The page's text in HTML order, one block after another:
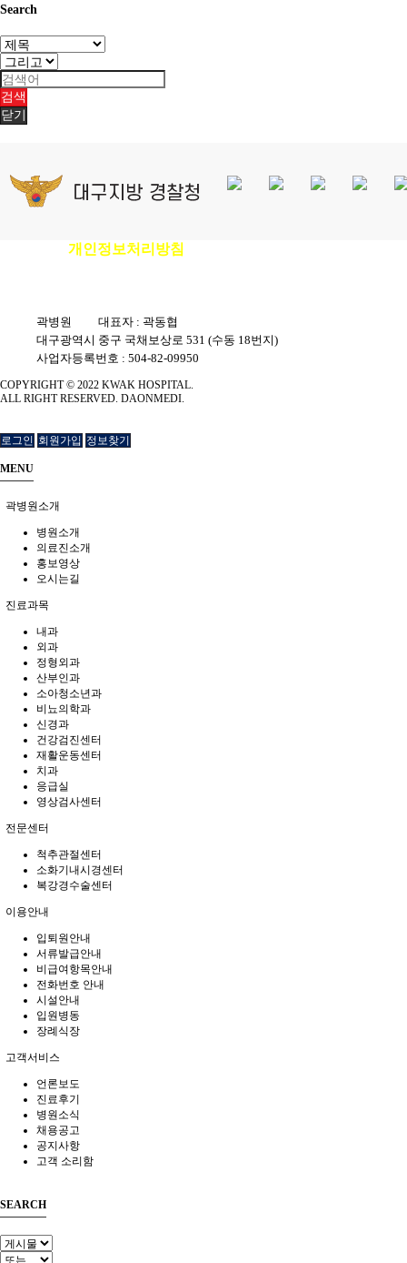
Search
검색
닫기
개인정보처리방침
곽병원 대표자 : 곽동협
대구광역시 중구 국채보상로 531 (수동 18번지)
사업자등록번호 : 504-82-09950
COPYRIGHT © 2022 KWAK HOSPITAL.
ALL RIGHT RESERVED. DAONMEDI.
로그인 회원가입 정보찾기
MENU
곽병원소개
병원소개
의료진소개
홍보영상
오시는길
진료과목
내과
외과
정형외과
산부인과
소아청소년과
비뇨의학과
신경과
건강검진센터
재활운동센터
치과
응급실
영상검사센터
전문센터
척추관절센터
소화기내시경센터
복강경수술센터
이용안내
입퇴원안내
서류발급안내
비급여항목안내
전화번호 안내
시설안내
입원병동
장례식장
고객서비스
언론보도
진료후기
병원소식
채용공고
공지사항
고객 소리함
SEARCH